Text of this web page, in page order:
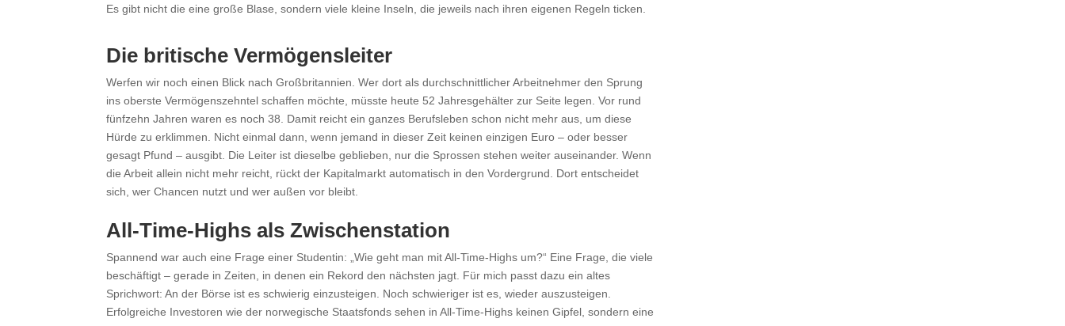
Es gibt nicht die eine große Blase, sondern viele kleine Inseln, die jeweils nach ihren eigenen Regeln ticken.
Die britische Vermögensleiter
Werfen wir noch einen Blick nach Großbritannien. Wer dort als durchschnittlicher Arbeitnehmer den Sprung
ins oberste Vermögenszehntel schaffen möchte, müsste heute 52 Jahresgehälter zur Seite legen. Vor rund
fünfzehn Jahren waren es noch 38. Damit reicht ein ganzes Berufsleben schon nicht mehr aus, um diese
Hürde zu erklimmen. Nicht einmal dann, wenn jemand in dieser Zeit keinen einzigen Euro – oder besser
gesagt Pfund – ausgibt. Die Leiter ist dieselbe geblieben, nur die Sprossen stehen weiter auseinander. Wenn
die Arbeit allein nicht mehr reicht, rückt der Kapitalmarkt automatisch in den Vordergrund. Dort entscheidet
sich, wer Chancen nutzt und wer außen vor bleibt.
All-Time-Highs als Zwischenstation
Spannend war auch eine Frage einer Studentin: „Wie geht man mit All-Time-Highs um?“ Eine Frage, die viele
beschäftigt – gerade in Zeiten, in denen ein Rekord den nächsten jagt. Für mich passt dazu ein altes
Sprichwort: An der Börse ist es schwierig einzusteigen. Noch schwieriger ist es, wieder auszusteigen.
Erfolgreiche Investoren wie der norwegische Staatsfonds sehen in All-Time-Highs keinen Gipfel, sondern eine